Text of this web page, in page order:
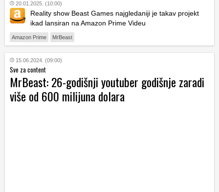
20.01.2025. (10:00)
Reality show Beast Games najgledaniji je takav projekt
ikad lansiran na Amazon Prime Videu
Amazon Prime MrBeast
15.06.2024. (09:00)
Sve za content
MrBeast: 26-godišnji youtuber godišnje zaradi
više od 600 milijuna dolara